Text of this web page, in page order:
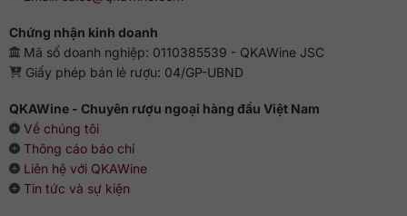
Chứng nhận kinh doanh
Mã số doanh nghiệp: 0110385539 - QKAWine JSC
Giấy phép bán lẻ rượu: 04/GP-UBND
QKAWine - Chuyên rượu ngoại hàng đầu Việt Nam
Về chúng tôi
Thông cáo báo chí
Liên hệ với QKAWine
Tin tức và sự kiện